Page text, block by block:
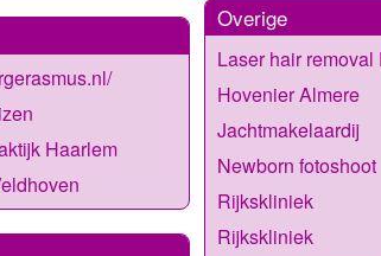
Haarlem
Overige
Laser hair removal
Hovenier Almere
Jachtmakelaardij
Newborn fotoshoot
Rijkskliniek
Rijkskliniek